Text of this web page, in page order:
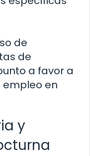
de
de
a favor a
en
y